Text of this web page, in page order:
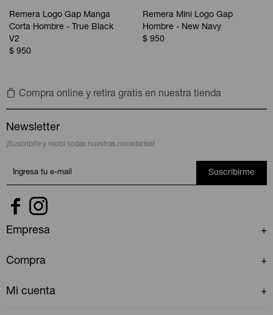
Remera Logo Gap Manga
Corta Hombre - True Black
V2
$ 950
Remera Mini Logo Gap
Hombre - New Navy
$ 950
Compra online y retira gratis en nuestra tienda
Newsletter
¡Suscribite y recibí todas nuestras novedades!
Suscribirme
 
Empresa
Compra
Mi cuenta